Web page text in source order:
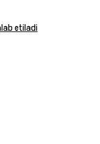
etiladi